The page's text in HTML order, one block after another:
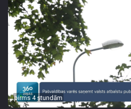
pirms 4 stundām